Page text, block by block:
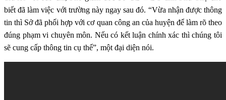
biết đã làm việc với trường này ngay sau đó. “Vừa nhận được thông
tin thì Sở đã phối hợp với cơ quan công an của huyện để làm rõ theo
đúng phạm vi chuyên môn. Nếu có kết luận chính xác thì chúng tôi
sẽ cung cấp thông tin cụ thể”, một đại diện nói.